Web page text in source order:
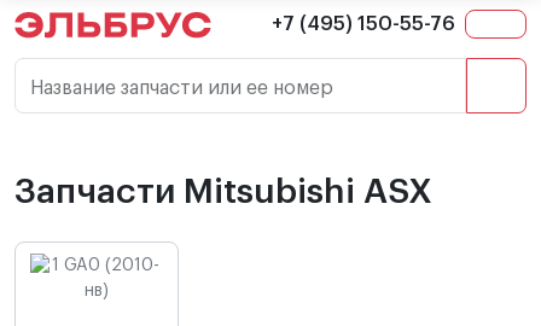
+7 (495) 150-55-76
Название запчасти или ее номер
Запчасти Mitsubishi ASX